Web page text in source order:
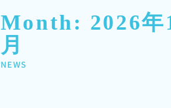
Month: 2026年
月
NEWS